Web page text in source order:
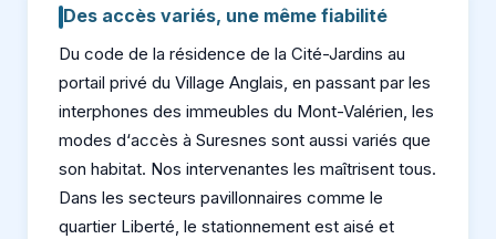
Des accès variés, une même fiabilité
Du code de la résidence de la Cité-Jardins au
portail privé du Village Anglais, en passant par les
interphones des immeubles du Mont-Valérien, les
modes d‘accès à Suresnes sont aussi variés que
son habitat. Nos intervenantes les maîtrisent tous.
Dans les secteurs pavillonnaires comme le
quartier Liberté, le stationnement est aisé et